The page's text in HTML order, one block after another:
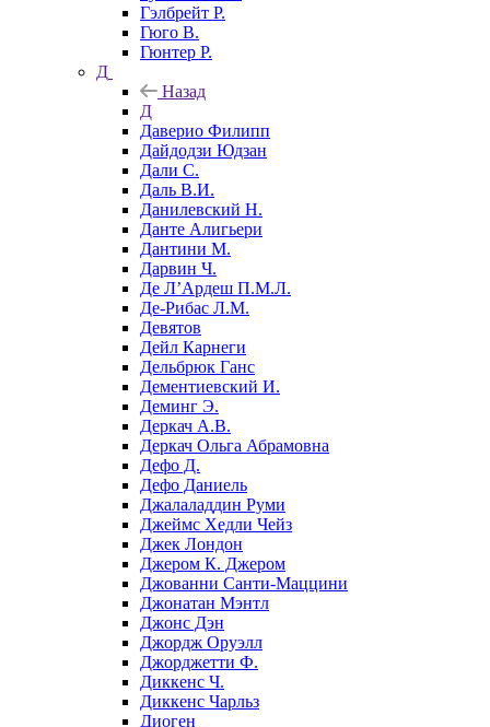
Гэлбрейт Р.
Гюго В.
Гюнтер Р.
Д
Назад
Д
Даверио Филипп
Дайдодзи Юдзан
Дали С.
Даль В.И.
Данилевский Н.
Данте Алигьери
Дантини М.
Дарвин Ч.
Де Л’Ардеш П.М.Л.
Де-Рибас Л.М.
Девятов
Дейл Карнеги
Дельбрюк Ганс
Дементиевский И.
Деминг Э.
Деркач А.В.
Деркач Ольга Абрамовна
Дефо Д.
Дефо Даниель
Джалаладдин Руми
Джеймс Хедли Чейз
Джек Лондон
Джером К. Джером
Джованни Санти-Маццини
Джонатан Мэнтл
Джонс Дэн
Джордж Оруэлл
Джорджетти Ф.
Диккенс Ч.
Диккенс Чарльз
Диоген